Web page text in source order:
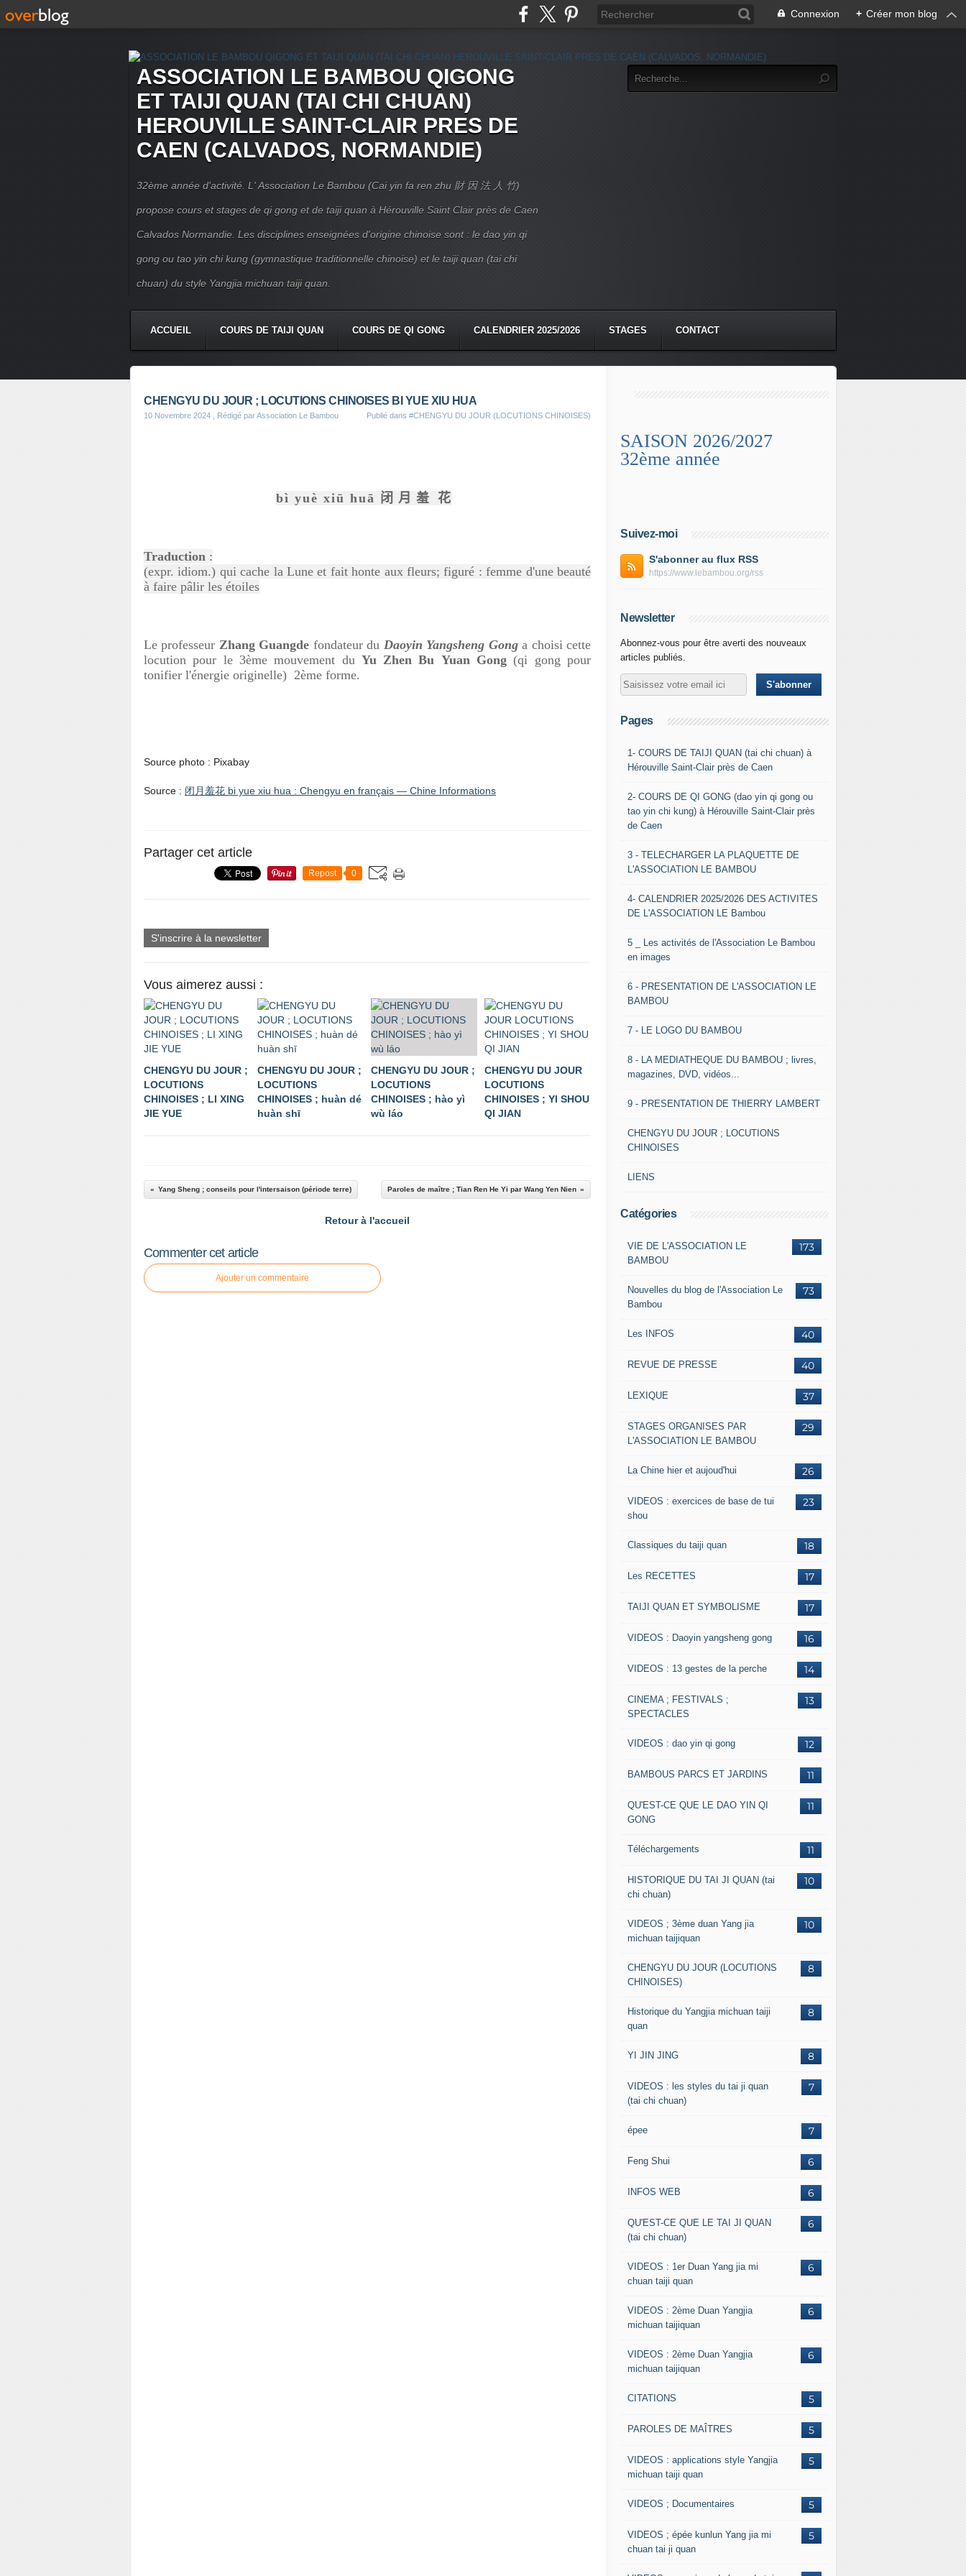
Connexion + Créer mon blog
ASSOCIATION LE BAMBOU QIGONG
ET TAIJI QUAN (TAI CHI CHUAN)
HEROUVILLE SAINT-CLAIR PRES DE
CAEN (CALVADOS, NORMANDIE)
32ème année d'activité. L' Association Le Bambou (Cai yin fa ren zhu 財 因 法 人 竹)
propose cours et stages de qi gong et de taiji quan à Hérouville Saint Clair près de Caen
Calvados Normandie. Les disciplines enseignées d'origine chinoise sont : le dao yin qi
gong ou tao yin chi kung (gymnastique traditionnelle chinoise) et le taiji quan (tai chi
chuan) du style Yangjia michuan taiji quan.
ACCUEIL COURS DE TAIJI QUAN COURS DE QI GONG CALENDRIER 2025/2026 STAGES CONTACT
CHENGYU DU JOUR ; LOCUTIONS CHINOISES BI YUE XIU HUA
10 Novembre 2024 , Rédigé par Association Le Bambou Publié dans #CHENGYU DU JOUR (LOCUTIONS CHINOISES)
bì yuè xiū huā 闭 月 羞 花
Traduction :
(expr. idiom.) qui cache la Lune et fait honte aux fleurs; figuré : femme d'une beauté
à faire pâlir les étoiles
Le professeur Zhang Guangde fondateur du Daoyin Yangsheng Gonga choisi cette
locution pour le 3ème mouvement du Yu Zhen Bu Yuan Gong (qi gong pour
tonifier l'énergie originelle) 2ème forme.
Source photo : Pixabay
Source : 闭月羞花 bi yue xiu hua : Chengyu en français — Chine Informations
Partager cet article
Repost 0
S'inscrire à la newsletter
Vous aimerez aussi :
CHENGYU DU JOUR ;
LOCUTIONS
CHINOISES ; LI XING
JIE YUE
CHENGYU DU JOUR ;
LOCUTIONS
CHINOISES ; huàn dé
huàn shī
CHENGYU DU JOUR ;
LOCUTIONS
CHINOISES ; hào yì
wù láo
CHENGYU DU JOUR
LOCUTIONS
CHINOISES ; YI SHOU
QI JIAN
Yang Sheng ; conseils pour l'intersaison (période terre) Paroles de maître ; Tian Ren He Yi par Wang Yen Nien
Retour à l'accueil
Commenter cet article
Ajouter un commentaire
SAISON 2026/2027
32ème année
Suivez-moi
S'abonner au flux RSS
https://www.lebambou.org/rss
Newsletter
Abonnez-vous pour être averti des nouveaux
articles publiés.
Pages
1- COURS DE TAIJI QUAN (tai chi chuan) à
Hérouville Saint-Clair près de Caen
2- COURS DE QI GONG (dao yin qi gong ou
tao yin chi kung) à Hérouville Saint-Clair près
de Caen
3 - TELECHARGER LA PLAQUETTE DE
L'ASSOCIATION LE BAMBOU
4- CALENDRIER 2025/2026 DES ACTIVITES
DE L'ASSOCIATION LE Bambou
5 _ Les activités de l'Association Le Bambou
en images
6 - PRESENTATION DE L'ASSOCIATION LE
BAMBOU
7 - LE LOGO DU BAMBOU
8 - LA MEDIATHEQUE DU BAMBOU ; livres,
magazines, DVD, vidéos...
9 - PRESENTATION DE THIERRY LAMBERT
CHENGYU DU JOUR ; LOCUTIONS
CHINOISES
LIENS
Catégories
173
VIE DE L'ASSOCIATION LE
BAMBOU
73
Nouvelles du blog de l'Association Le
Bambou
40
Les INFOS
40
REVUE DE PRESSE
37
LEXIQUE
29
STAGES ORGANISES PAR
L'ASSOCIATION LE BAMBOU
26
La Chine hier et aujoud'hui
23
VIDEOS : exercices de base de tui
shou
18
Classiques du taiji quan
17
Les RECETTES
17
TAIJI QUAN ET SYMBOLISME
16
VIDEOS : Daoyin yangsheng gong
14
VIDEOS : 13 gestes de la perche
13
CINEMA ; FESTIVALS ;
SPECTACLES
12
VIDEOS : dao yin qi gong
11
BAMBOUS PARCS ET JARDINS
11
QU'EST-CE QUE LE DAO YIN QI
GONG
11
Téléchargements
10
HISTORIQUE DU TAI JI QUAN (tai
chi chuan)
10
VIDEOS ; 3ème duan Yang jia
michuan taijiquan
8
CHENGYU DU JOUR (LOCUTIONS
CHINOISES)
8
Historique du Yangjia michuan taiji
quan
8
YI JIN JING
7
VIDEOS : les styles du tai ji quan
(tai chi chuan)
7
épee
6
Feng Shui
6
INFOS WEB
6
QU'EST-CE QUE LE TAI JI QUAN
(tai chi chuan)
6
VIDEOS : 1er Duan Yang jia mi
chuan taiji quan
6
VIDEOS : 2ème Duan Yangjia
michuan taijiquan
6
VIDEOS : 2ème Duan Yangjia
michuan taijiquan
5
CITATIONS
5
PAROLES DE MAÎTRES
5
VIDEOS : applications style Yangjia
michuan taiji quan
5
VIDEOS ; Documentaires
5
VIDEOS ; épée kunlun Yang jia mi
chuan tai ji quan